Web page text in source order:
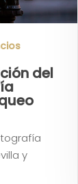
del
y